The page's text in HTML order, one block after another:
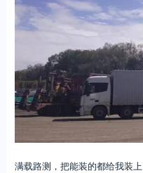
满载路测，把能装的都给我装上